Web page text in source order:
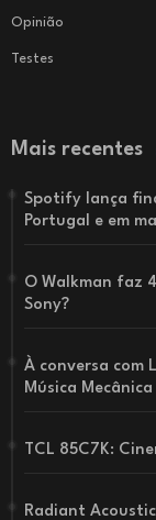
Opinião
Testes
Mais recentes
Spotify lança
Portugal e em
O Walkman faz
Sony?
À conversa com
Música Mecânica
TCL 85C7K:
Radiant